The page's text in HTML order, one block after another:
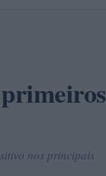
nos principais